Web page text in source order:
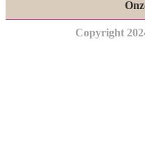
Copyright